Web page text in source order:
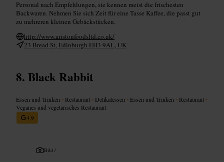
Personal nach Empfehlungen, sie kennen meist die frischesten
Backwaren. Nehmen Sie sich Zeit für eine Tasse Kaffee, die passt gut
zu mehreren kleinen Gebäckstücken.
http://www.aristonfoodsltd.co.uk/
23 Bread St, Edinburgh EH3 9AL, UK
Black Rabbit
Essen und Trinken • Restaurant • Delikatessen • Essen und Trinken • Restaurant •
Veganes und vegetarisches Restaurant
4,9
Bild /